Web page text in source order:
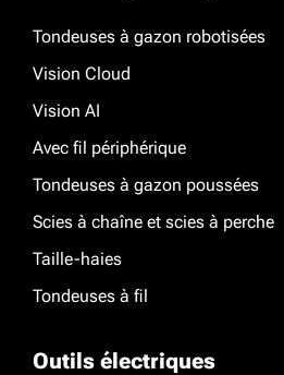
Tondeuses à gazon robotisées
Vision Cloud
Vision AI
Avec fil périphérique
Tondeuses à gazon poussées
Scies à chaîne et scies à perche
Taille-haies
Tondeuses à fil
Outils électriques